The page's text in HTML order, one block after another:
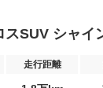
スSUV シャ
走行距離